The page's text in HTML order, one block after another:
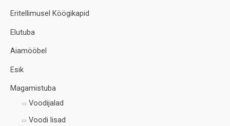
Eritellimusel Köögikapid
Elutuba
Aiamööbel
Esik
Magamistuba
Voodijalad
Voodi lisad